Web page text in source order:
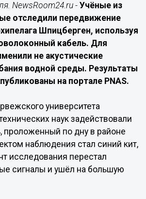
NewsRoom24.ru - Учёные из
отследили передвижение
Шпицберген, используя
кабель. Для
не акустические
водной среды. Результаты
на портале PNAS.
университета
наук задействовали
проложенный по дну в районе
наблюдения стал синий кит,
исследования перестал
сигналы и ушёл на большую